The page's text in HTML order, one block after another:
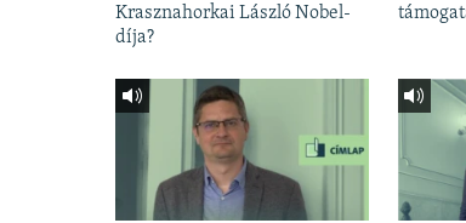
Krasznahorkai László Nobel-
díja?